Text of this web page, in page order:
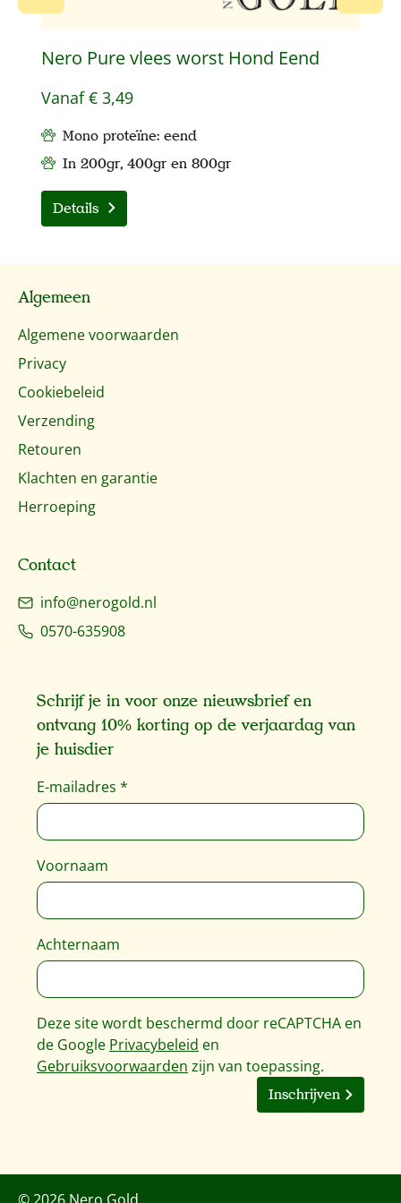
Nero Pure vlees worst Hond Eend
Vanaf€ 3,49
Mono proteïne: eend
In 200gr, 400gr en 800gr
Details
Algemeen
Algemene voorwaarden
Privacy
Cookiebeleid
Verzending
Retouren
Klachten en garantie
Herroeping
Contact
info@nerogold.nl
0570-635908
Schrijf je in voor onze nieuwsbrief en
ontvang 10% korting op de verjaardag van
je huisdier
E-mailadres *
Voornaam
Achternaam
Deze site wordt beschermd door reCAPTCHA en
de Google Privacybeleid en
Gebruiksvoorwaarden zijn van toepassing.
Inschrijven